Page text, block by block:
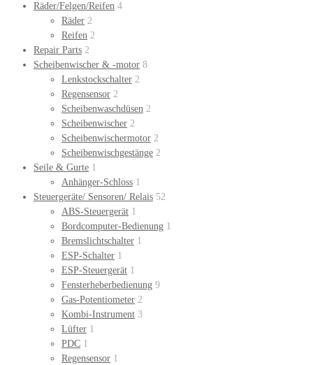
Räder/Felgen/Reifen 4
Räder 2
Reifen 2
Repair Parts 2
Scheibenwischer & -motor 8
Lenkstockschalter 2
Regensensor 2
Scheibenwaschdüsen 2
Scheibenwischer 2
Scheibenwischermotor 2
Scheibenwischgestänge 2
Seile & Gurte 1
Anhänger-Schloss 1
Steuergeräte/ Sensoren/ Relais 52
ABS-Steuergerät 1
Bordcomputer-Bedienung 1
Bremslichtschalter 1
ESP-Schalter 1
ESP-Steuergerät 1
Fensterheberbedienung 9
Gas-Potentiometer 2
Kombi-Instrument 3
Lüfter 1
PDC 1
Regensensor 1